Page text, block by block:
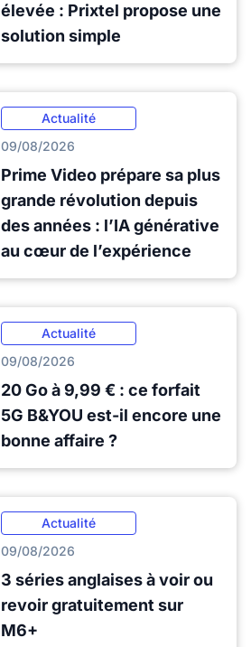
élevée : Prixtel propose une
solution simple
Actualité
09/08/2026
Prime Video prépare sa plus
grande révolution depuis
des années : l’IA générative
au cœur de l’expérience
Actualité
09/08/2026
20 Go à 9,99 € : ce forfait
5G B&YOU est-il encore une
bonne affaire ?
Actualité
09/08/2026
3 séries anglaises à voir ou
revoir gratuitement sur
M6+